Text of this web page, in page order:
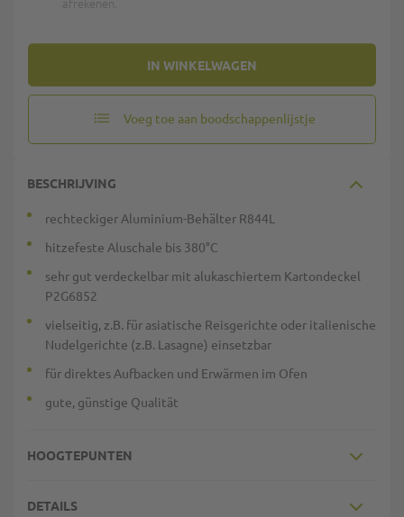
IN WINKELWAGEN
Voeg toe aan boodschappenlijstje
BESCHRIJVING
rechteckiger Aluminium-Behälter R844L
hitzefeste Aluschale bis 380°C
sehr gut verdeckelbar mit alukaschiertem Kartondeckel
P2G6852
vielseitig, z.B. für asiatische Reisgerichte oder italienische
Nudelgerichte (z.B. Lasagne) einsetzbar
für direktes Aufbacken und Erwärmen im Ofen
gute, günstige Qualität
HOOGTEPUNTEN
DETAILS